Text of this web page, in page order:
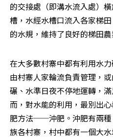
的交接處（即溝水流入處）
槽，水經水槽口流入各家梯
的水規，維持了良好的梯田農
在大多數村寨中都有利用水
由村寨人家輪流負責管理，
碾、水準日夜不停地運轉，
而，對水能的利用，最別出
肥方法──沖肥。沖肥有兩種
族各村寨，村中都有一個大